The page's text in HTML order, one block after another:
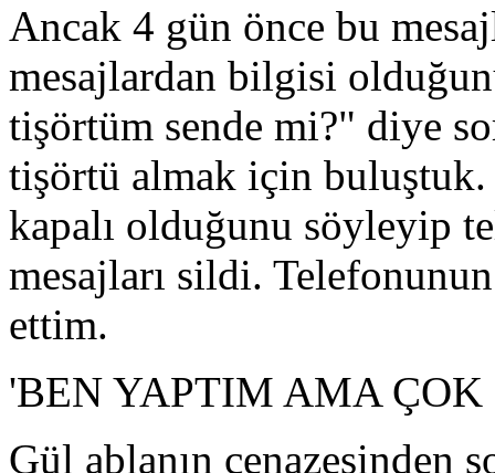
Ancak 4 gün önce bu
mesajlardan bilgisi
tişörtüm sende mi?" diye
tişörtü almak için buluştuk.
kapalı olduğunu söyleyip
mesajları sildi.
ettim.
'BEN YAPTIM AMA
Gül ablanın cenazesinden